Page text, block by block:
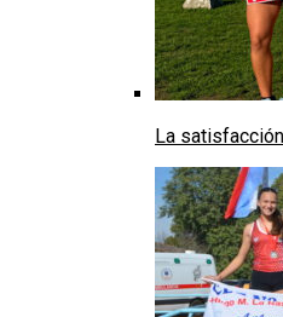
La